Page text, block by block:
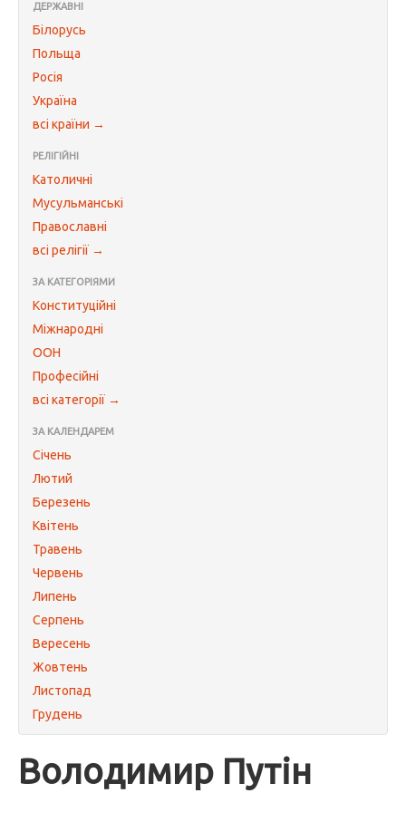
ДЕРЖАВНІ
Білорусь
Польща
Росія
Україна
всі країни →
РЕЛІГІЙНІ
Католичні
Мусульманські
Православні
всі релігії →
ЗА КАТЕГОРІЯМИ
Конституційні
Міжнародні
ООН
Професійні
всі категорії →
ЗА КАЛЕНДАРЕМ
Січень
Лютий
Березень
Квітень
Травень
Червень
Липень
Серпень
Вересень
Жовтень
Листопад
Грудень
Володимир Путін